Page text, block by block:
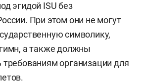
эгидой ISU без
При этом они не могут
символику,
а также должны
требованиям организации для